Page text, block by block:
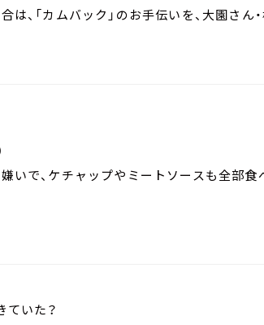
、「カムバック」のお手伝いを、大園さん
いで、ケチャップやミートソースも全部食
ていた？